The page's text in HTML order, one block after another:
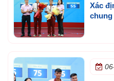
Xác